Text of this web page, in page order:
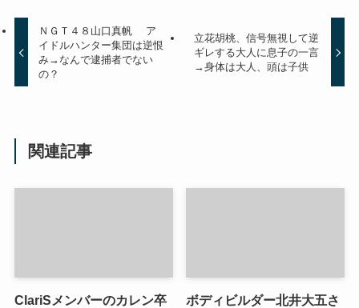
ＮＧＴ４８山口真帆 ア
イドルハンター集団は逆恨
み→なんで逮捕者でない
の？
立花胡桃、信号無視して逆
ギレする大人に息子の一言
→身体は大人、頭は子供
関連記事
ClariSメンバーのカレン卒
ボディビルダー北井大五さ